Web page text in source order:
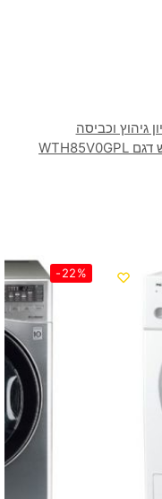
גיהוץ וכביסה
-22%